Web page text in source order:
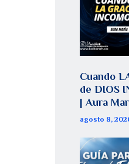
Cuando
de DIOS
| Aura
agosto 8,